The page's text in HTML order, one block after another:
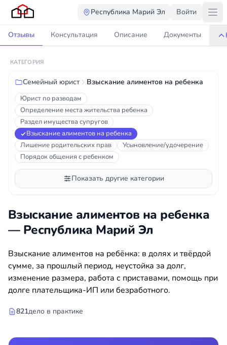
Республика Марий Эл Войти
Отзывы Консультация Описание Документы
КАТЕГОРИЯ
Семейный юрист Взыскание алиментов на ребенка
Юрист по разводам
Определение места жительства ребенка
Раздел имущества супругов
Взыскание алиментов на ребенка
Лишение родительских прав
Усыновление/удочерение
Порядок общения с ребенком
Показать другие категории
Взыскание алиментов на ребенка
— Республика Марий Эл
Взыскание алиментов на ребёнка: в долях и твёрдой
сумме, за прошлый период, неустойка за долг,
изменение размера, работа с приставами, помощь при
долге плательщика-ИП или безработного.
821дело в практике